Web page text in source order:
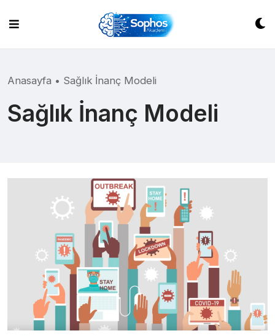
content
Anasayfa • Sağlık İnanç Modeli
Sağlık İnanç Modeli